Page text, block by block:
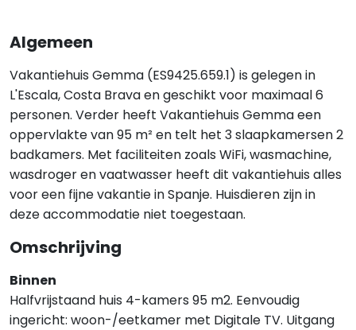
Algemeen
Vakantiehuis Gemma (ES9425.659.1) is gelegen in
L'Escala, Costa Brava en geschikt voor maximaal 6
personen. Verder heeft Vakantiehuis Gemma een
oppervlakte van 95 m² en telt het 3 slaapkamersen 2
badkamers. Met faciliteiten zoals WiFi, wasmachine,
wasdroger en vaatwasser heeft dit vakantiehuis alles
voor een fijne vakantie in Spanje. Huisdieren zijn in
deze accommodatie niet toegestaan.
Omschrijving
Binnen
Halfvrijstaand huis 4-kamers 95 m2. Eenvoudig
ingericht: woon-/eetkamer met Digitale TV. Uitgang